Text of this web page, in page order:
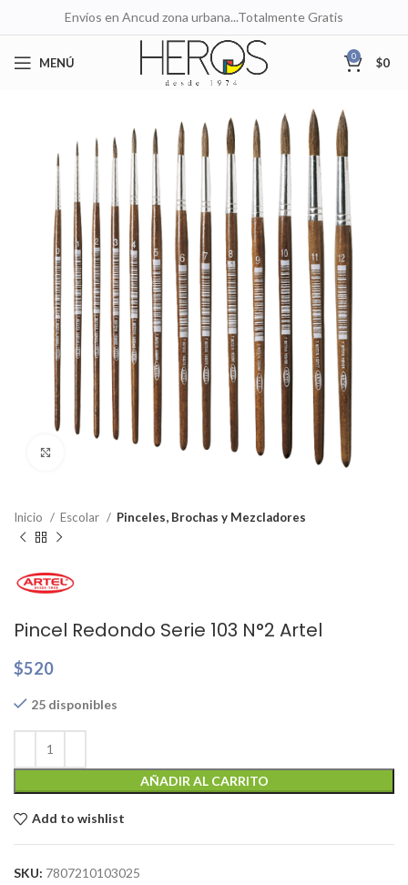
Envíos en Ancud zona urbana...Totalmente Gratis
MENÚ 0 $0
Inicio Escolar Pinceles, Brochas y Mezcladores
Pincel Redondo Serie 103 N°2 Artel
$520
25 disponibles
AÑADIR AL CARRITO
Add to wishlist
SKU: 7807210103025